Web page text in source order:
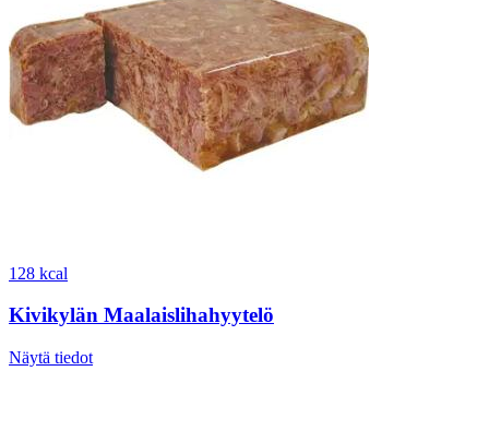
128 kcal
Kivikylän Maalaislihahyytelö
Näytä tiedot